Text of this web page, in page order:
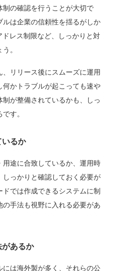
制の確認を行うことが大切で
は企業の信頼性を揺るがしか
レス制限など、しっかりと対
。
リリース後にスムーズに運用
かトラブルが起こっても速や
が整備されているかも、しっ
す。
いるか
途に合致しているか、運用時
っかりと確認しておく必要が
では作成できるシステムに制
手法も視野に入れる必要があ
があるか
には海外製が多く、それらの公